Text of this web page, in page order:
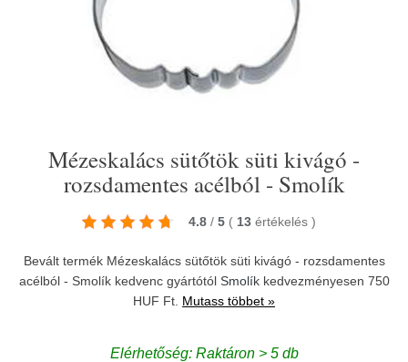
Mézeskalács sütőtök süti kivágó -
rozsdamentes acélból - Smolík
4.8 / 5 ( 13 értékelés )
Bevált termék Mézeskalács sütőtök süti kivágó - rozsdamentes
acélból - Smolík kedvenc gyártótól Smolíkkedvezményesen 750
HUF Ft. Mutass többet »
Elérhetőség: Raktáron > 5 db